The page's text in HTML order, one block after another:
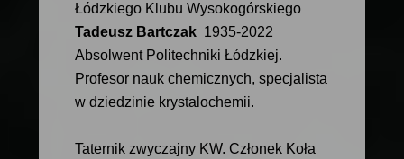
Łódzkiego Klubu Wysokogórskiego
Tadeusz Bartczak1935-2022
Absolwent Politechniki Łódzkiej.
Profesor nauk chemicznych, specjalista
w dziedzinie krystalochemii.
Taternik zwyczajny KW. Członek Koła